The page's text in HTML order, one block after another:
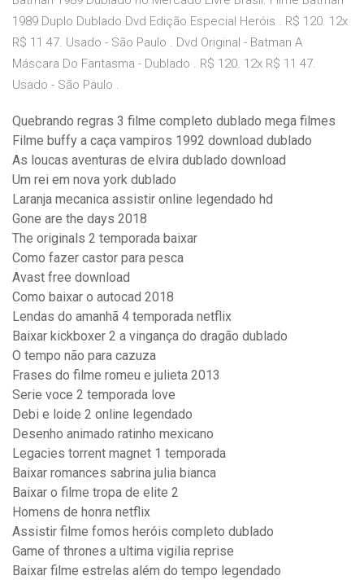
1989 Duplo Dublado Dvd Edição Especial Heróis . R$ 120. 12x
R$ 11 47. Usado - São Paulo . Dvd Original - Batman A
Máscara Do Fantasma - Dublado . R$ 120. 12x R$ 11 47.
Usado - São Paulo .
Quebrando regras 3 filme completo dublado mega filmes
Filme buffy a caça vampiros 1992 download dublado
As loucas aventuras de elvira dublado download
Um rei em nova york dublado
Laranja mecanica assistir online legendado hd
Gone are the days 2018
The originals 2 temporada baixar
Como fazer castor para pesca
Avast free download
Como baixar o autocad 2018
Lendas do amanhã 4 temporada netflix
Baixar kickboxer 2 a vingança do dragão dublado
O tempo não para cazuza
Frases do filme romeu e julieta 2013
Serie voce 2 temporada love
Debi e loide 2 online legendado
Desenho animado ratinho mexicano
Legacies torrent magnet 1 temporada
Baixar romances sabrina julia bianca
Baixar o filme tropa de elite 2
Homens de honra netflix
Assistir filme fomos heróis completo dublado
Game of thrones a ultima vigilia reprise
Baixar filme estrelas além do tempo legendado